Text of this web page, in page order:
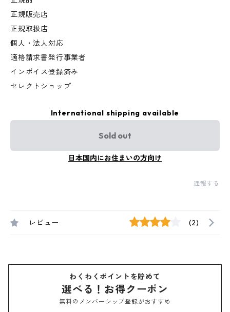
正規販売店
正規取扱店
個人・法人対応
適格請求書発行事業者
インボイス登録済み
セレクトショップ
International shipping available
Sold out
日本国内にお住まいの方向け
通報する
レビュー (2)
わくわくポイントを貯めて
選べる！お得クーポン
無料のメンバーシップ登録がおすすめ